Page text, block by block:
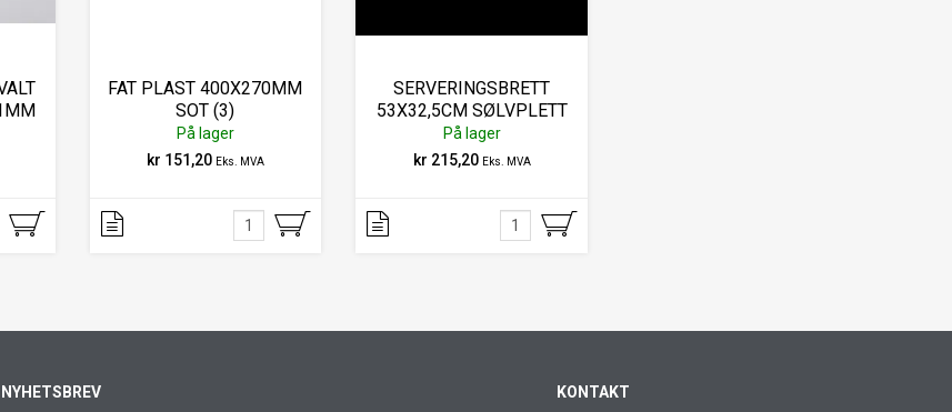
FAT PLAST 400X270MM
SOT (3)
På lager
kr 151,20 Eks. MVA
SERVERINGSBRETT
53X32,5CM SØLVPLETT
MED PREG
På lager
kr 215,20 Eks. MVA
NYHETSBREV KONTAKT